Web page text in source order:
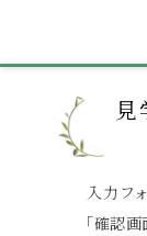
入力フ
「確認